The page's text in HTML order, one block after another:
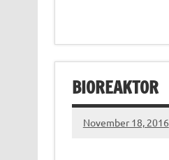
BIOREAKTOR
November 18, 2016